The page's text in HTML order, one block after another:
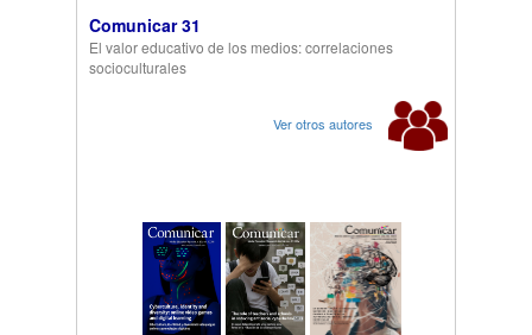
Comunicar 31
El valor educativo de los medios: correlaciones
socioculturales
Ver otros autores